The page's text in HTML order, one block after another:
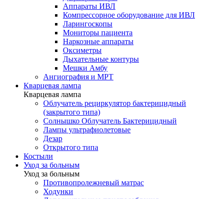
Аппараты ИВЛ
Компрессорное оборудование для ИВЛ
Ларингоскопы
Мониторы пациента
Наркозные аппараты
Оксиметры
Дыхательные контуры
Мешки Амбу
Ангиография и МРТ
Кварцевая лампа
Кварцевая лампа
Облучатель рециркулятор бактерицидный
(закрытого типа)
Солнышко Облучатель Бактерицидный
Лампы ультрафиолетовые
Дезар
Открытого типа
Костыли
Уход за больным
Уход за больным
Противопролежневый матрас
Ходунки